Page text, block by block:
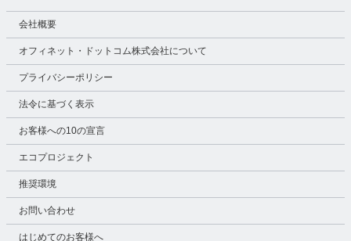
会社概要
オフィネット・ドットコム株式会社について
プライバシーポリシー
法令に基づく表示
お客様への10の宣言
エコプロジェクト
推奨環境
お問い合わせ
はじめてのお客様へ